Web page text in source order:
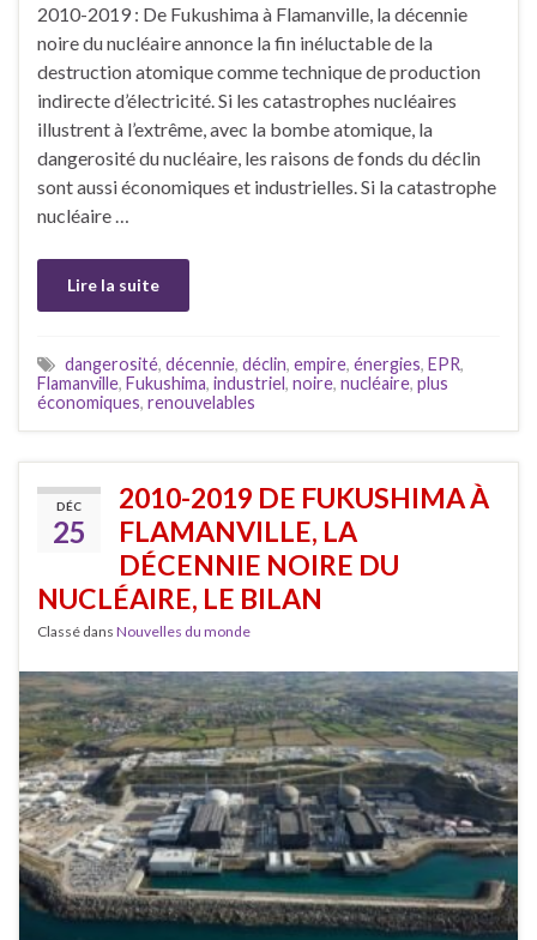
2010-2019 : De Fukushima à Flamanville, la décennie
noire du nucléaire annonce la fin inéluctable de la
destruction atomique comme technique de production
indirecte d’électricité. Si les catastrophes nucléaires
illustrent à l’extrême, avec la bombe atomique, la
dangerosité du nucléaire, les raisons de fonds du déclin
sont aussi économiques et industrielles. Si la catastrophe
nucléaire …
Lire la suite
dangerosité, décennie, déclin, empire, énergies, EPR,
Flamanville, Fukushima, industriel, noire, nucléaire, plus
économiques, renouvelables
DÉC
25
2010-2019 DE FUKUSHIMA À
FLAMANVILLE, LA
DÉCENNIE NOIRE DU
NUCLÉAIRE, LE BILAN
Classé dans Nouvelles du monde